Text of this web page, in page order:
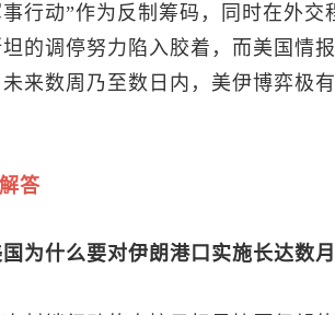
行动”作为反制筹码，同时在外
的调停努力陷入胶着，而美国情
来数周乃至数日内，美伊博弈极
答
为什么要对伊朗港口实施长达数